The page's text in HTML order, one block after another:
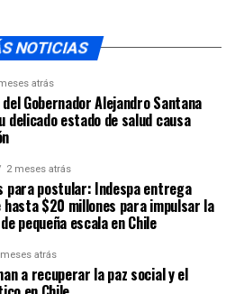
NOTICIAS
atrás
Gobernador Alejandro Santana
delicado estado de salud causa
2 meses atrás
para postular: Indespa entrega
hasta $20 millones para impulsar la
pequeña escala en Chile
atrás
a recuperar la paz social y el